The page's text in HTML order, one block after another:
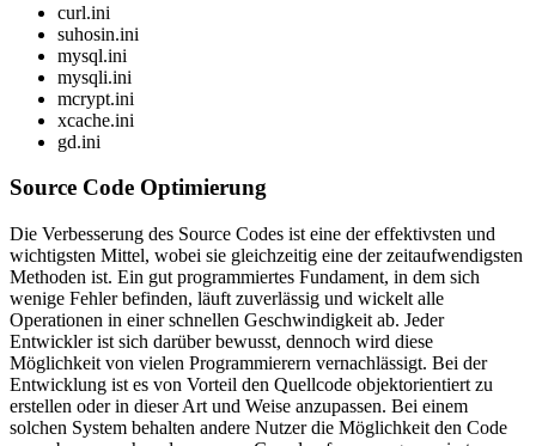
curl.ini
suhosin.ini
mysql.ini
mysqli.ini
mcrypt.ini
xcache.ini
gd.ini
Source Code Optimierung
Die Verbesserung des Source Codes ist eine der effektivsten und
wichtigsten Mittel, wobei sie gleichzeitig eine der zeitaufwendigsten
Methoden ist. Ein gut programmiertes Fundament, in dem sich
wenige Fehler befinden, läuft zuverlässig und wickelt alle
Operationen in einer schnellen Geschwindigkeit ab. Jeder
Entwickler ist sich darüber bewusst, dennoch wird diese
Möglichkeit von vielen Programmierern vernachlässigt. Bei der
Entwicklung ist es von Vorteil den Quellcode objektorientiert zu
erstellen oder in dieser Art und Weise anzupassen. Bei einem
solchen System behalten andere Nutzer die Möglichkeit den Code